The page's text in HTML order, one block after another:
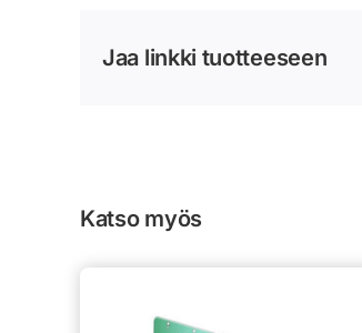
Jaa linkki tuotteeseen
Katso myös